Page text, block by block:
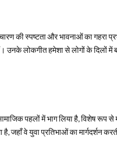
की स्पष्टता और भावनाओं का गहरा
लोकगीत हमेशा से लोगों के दिलों में
पहलों में भाग लिया है, विशेष रूप
जहाँ वे युवा प्रतिभाओं का मार्गदर्शन